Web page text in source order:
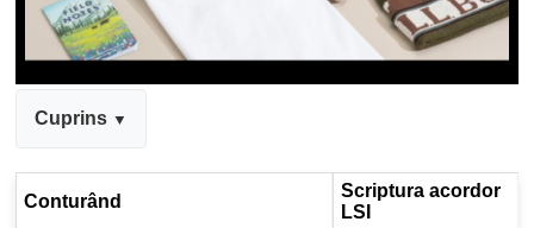
Cuprins
Conturând
Scriptura acordor
LSI